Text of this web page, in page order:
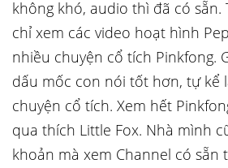
không khó, audio thì đã có sẵn.
chỉ xem các video hoạt hình
nhiều chuyện cổ tích Pinkfong.
dấu mốc con nói tốt hơn, tự kể
chuyện cổ tích. Xem hết
qua thích Little Fox. Nhà mình
khoản mà xem Channel có sẵn